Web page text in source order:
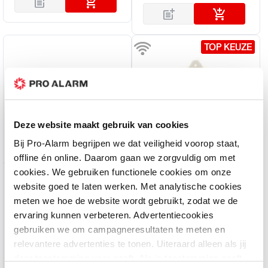
Deze website maakt gebruik van cookies
Bij Pro-Alarm begrijpen we dat veiligheid voorop staat,
offline én online. Daarom gaan we zorgvuldig om met
cookies. We gebruiken functionele cookies om onze
website goed te laten werken. Met analytische cookies
meten we hoe de website wordt gebruikt, zodat we de
ervaring kunnen verbeteren. Advertentiecookies
gebruiken we om campagneresultaten te meten en
relevantere advertenties te tonen. Uiteraard alleen als jij
Satel
KNX-BIN24 - Universele
binaire ingangen module
Voor 18:00 besteld
morgen in huis
TOP KEUZE
TOP KEUZE
Satel
ADD-200 - Draadloze
buiten schemer -
temperatuursensor
Voor 18:00 besteld
morgen in huis